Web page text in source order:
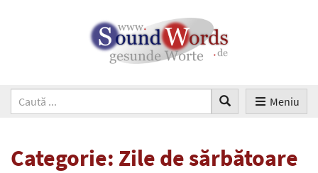
Meniu
Categorie: Zile de sărbătoare